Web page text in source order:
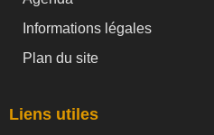
Informations légales
Plan du site
Liens utiles